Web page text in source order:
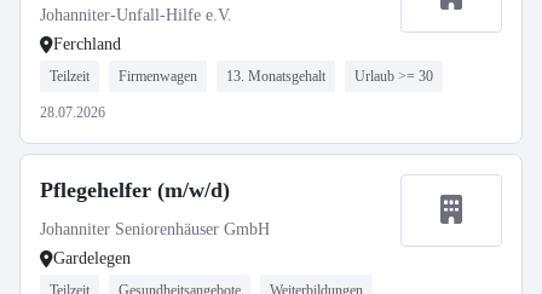
Johanniter-Unfall-Hilfe e.V.
Ferchland
Teilzeit Firmenwagen 13. Monatsgehalt Urlaub >= 30
28.07.2026
Pflegehelfer (m/w/d)
Johanniter Seniorenhäuser GmbH
Gardelegen
Teilzeit Gesundheitsangebote Weiterbildungen